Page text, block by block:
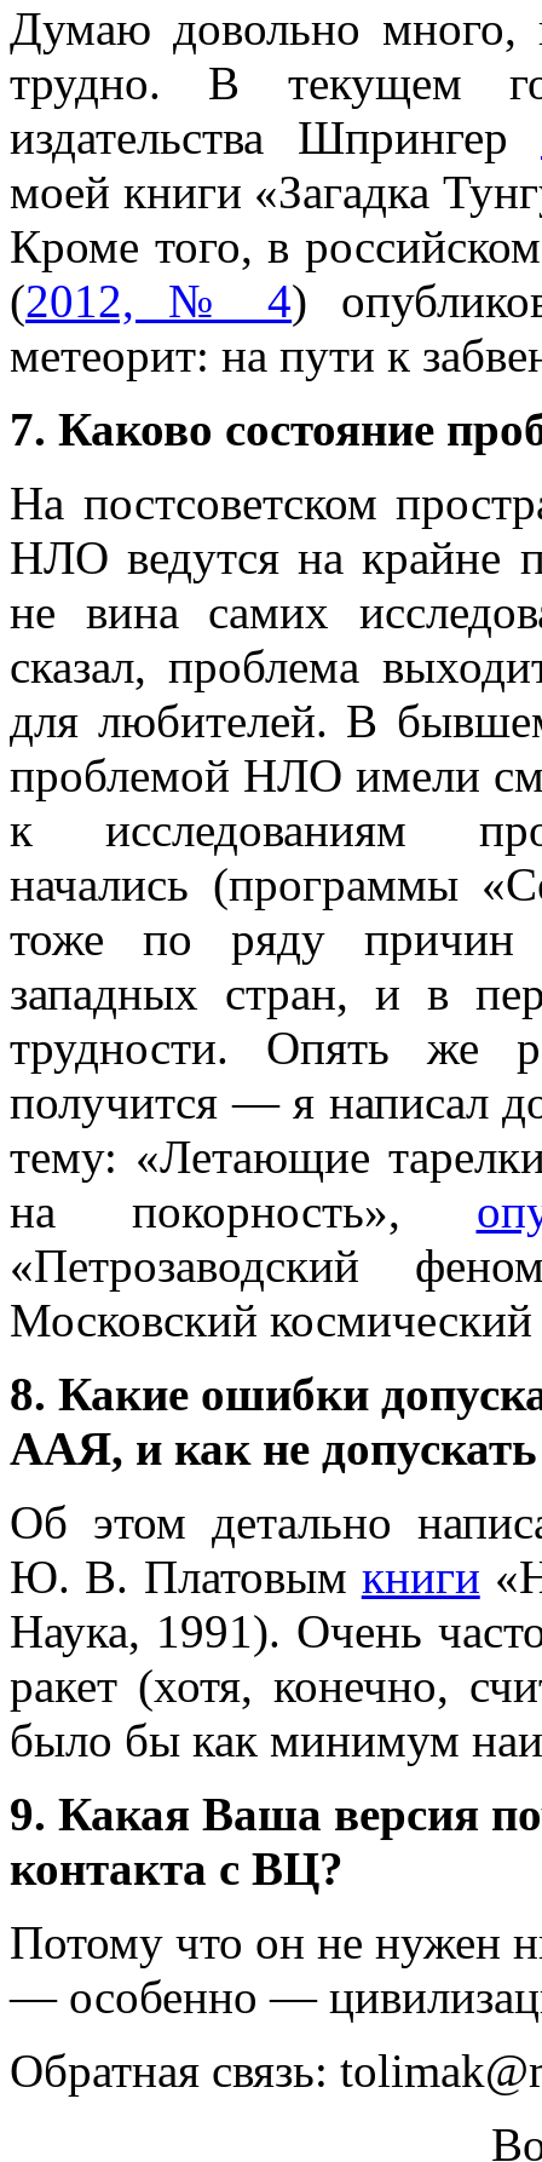
Думаю довольно много,
трудно. В текущем
издательства Шпрингер
моей книги «Загадка
Кроме того, в
(2012, № 4)
метеорит: на пути к
7. Каково состояние
На постсоветском
НЛО ведутся на крайне
не вина самих
сказал, проблема
для любителей. В
проблемой НЛО имели
к исследованиям
начались (программы
тоже по ряду причин
западных стран, и в
трудности. Опять же
получится — я написал
тему: «Летающие
на покорность»,
«Петрозаводский
Московский
8. Какие ошибки
ААЯ, и как не
Об этом детально
Ю. В. Платовым книги
Наука, 1991). Очень
ракет (хотя, конечно,
было бы как минимум
9. Какая Ваша версия
контакта с ВЦ?
Потому что он не нужен
— особенно —
Обратная связь: